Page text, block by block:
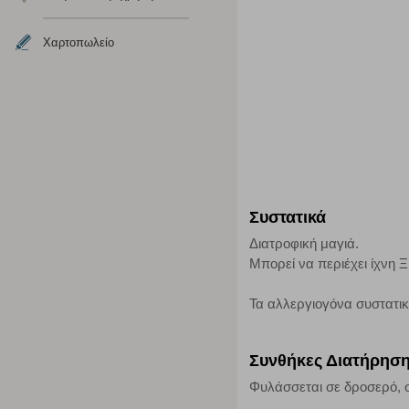
Χαρτοπωλείο
Συστατικά
Διατροφική μαγιά.
Μπορεί να περιέχει
Τα αλλεργιογόνα
Συνθήκες
Φυλάσσεται σε δροσερό,
Η συγκεκριμένη κατηγορία cookies μας δίνει τη
τα cookies είναι συγκεντρωτικές και, συνεπώς,
Η συγκεκριμένη κατηγορία cookies είναι απαραίτητη